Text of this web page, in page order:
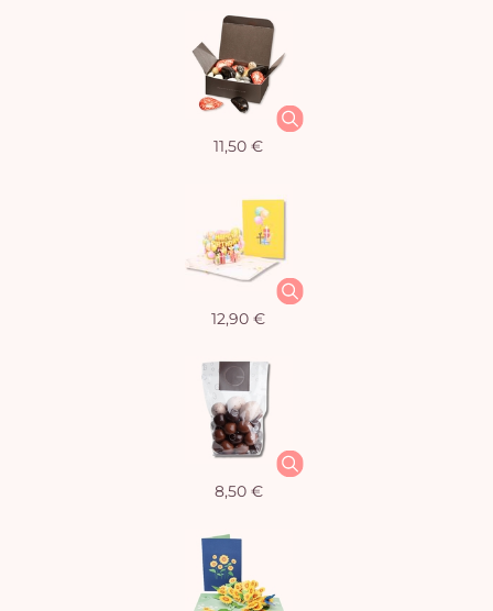
11,50 €
12,90 €
8,50 €